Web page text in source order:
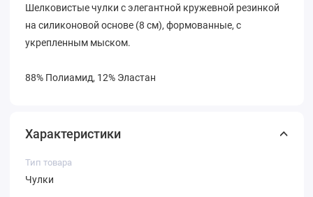
Шелковистые чулки с элегантной кружевной резинкой
на силиконовой основе (8 см), формованные, с
укрепленным мыском.
88% Полиамид, 12% Эластан
Характеристики
Тип товара
Чулки